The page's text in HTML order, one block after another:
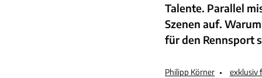
Talente. Parallel
Szenen auf.
für den Rennsport
Philipp Körner
exklusiv